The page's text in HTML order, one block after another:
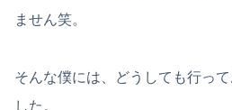
ません笑。
そんな僕には、どうしても行っ
した。